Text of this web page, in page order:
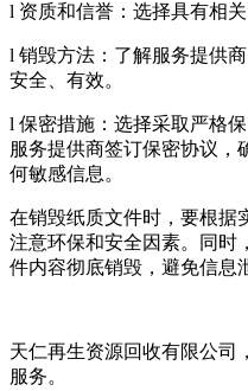
l 资质和信誉：选择具有相
l 销毁方法：了解服务提供
安全、有效。
l 保密措施：选择采取严格
服务提供商签订保密协议，
何敏感信息。
在销毁纸质文件时，要根据
注意环保和安全因素。同时
件内容彻底销毁，避免信息
天仁再生资源回收有限公司
服务。